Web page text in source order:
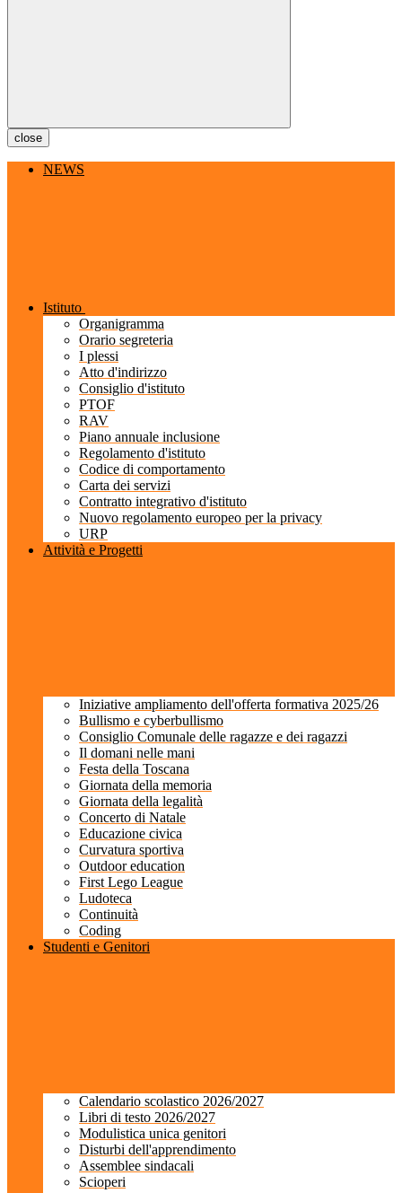
close
NEWS
Istituto
Organigramma
Orario segreteria
I plessi
Atto d'indirizzo
Consiglio d'istituto
PTOF
RAV
Piano annuale inclusione
Regolamento d'istituto
Codice di comportamento
Carta dei servizi
Contratto integrativo d'istituto
Nuovo regolamento europeo per la privacy
URP
Attività e Progetti
Iniziative ampliamento dell'offerta formativa 2025/26
Bullismo e cyberbullismo
Consiglio Comunale delle ragazze e dei ragazzi
Il domani nelle mani
Festa della Toscana
Giornata della memoria
Giornata della legalità
Concerto di Natale
Educazione civica
Curvatura sportiva
Outdoor education
First Lego League
Ludoteca
Continuità
Coding
Studenti e Genitori
Calendario scolastico 2026/2027
Libri di testo 2026/2027
Modulistica unica genitori
Disturbi dell'apprendimento
Assemblee sindacali
Scioperi